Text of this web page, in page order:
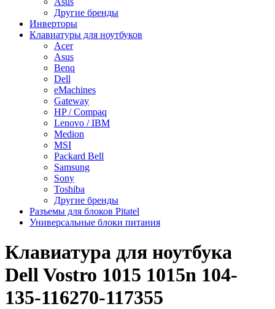
Другие бренды
Инверторы
Клавиатуры для ноутбуков
Acer
Asus
Benq
Dell
eMachines
Gateway
HP / Compaq
Lenovo / IBM
Medion
MSI
Packard Bell
Samsung
Sony
Toshiba
Другие бренды
Разъемы для блоков Pitatel
Универсальные блоки питания
Клавиатура для ноутбука
Dell Vostro 1015 1015n 104-
135-116270-117355